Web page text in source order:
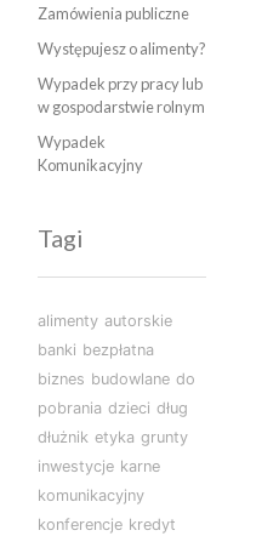
Zamówienia publiczne
Występujesz o alimenty?
Wypadek przy pracy lub
w gospodarstwie rolnym
Wypadek
Komunikacyjny
Tagi
alimenty autorskie
banki bezpłatna
biznes budowlane do
pobrania dzieci dług
dłużnik etyka grunty
inwestycje karne
komunikacyjny
konferencje kredyt